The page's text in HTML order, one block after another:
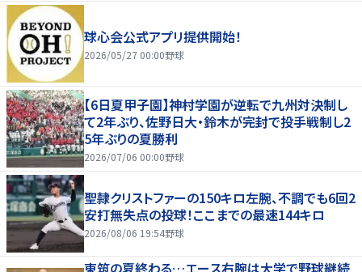
球心会公式アプリ提供開始！
2026/05/27 00:00野球
【6日夏甲子園】神村学園が逆転で九州対決制し
て2年ぶり、佐野日大・鈴木が完封で投手戦制し2
5年ぶりの夏勝利
2026/07/06 00:00野球
聖隷クリストファーの150キロ左腕、不調でも6回2
安打無失点の投球！ここまでの最速144キロ
2026/08/06 19:54野球